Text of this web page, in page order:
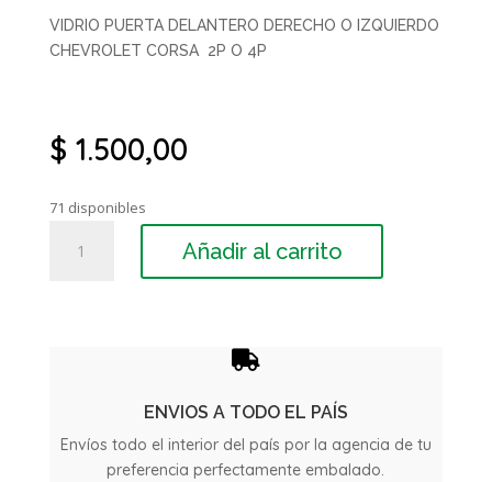
VIDRIO PUERTA DELANTERO DERECHO O IZQUIERDO
CHEVROLET CORSA 2P O 4P
$ 1.500,00
71 disponibles
Puerta
cantidad
Añadir al carrito

ENVIOS A TODO EL PAÍS
Envíos todo el interior del país por la agencia de tu
preferencia perfectamente embalado.